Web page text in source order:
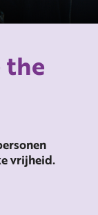
the
vrijheid.